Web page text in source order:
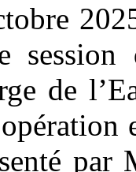
session
de